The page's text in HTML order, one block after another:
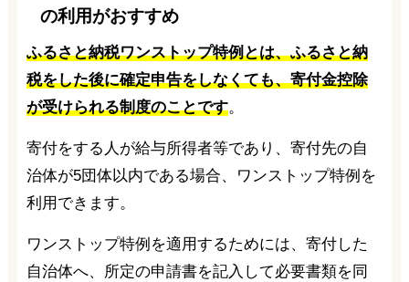
の利用がおすすめ
ふるさと納税ワンストップ特例とは、ふるさと納
税をした後に確定申告をしなくても、寄付金控除
が受けられる制度のことです。
寄付をする人が給与所得者等であり、寄付先の自
治体が5団体以内である場合、ワンストップ特例を
利用できます。
ワンストップ特例を適用するためには、寄付した
自治体へ、所定の申請書を記入して必要書類を同